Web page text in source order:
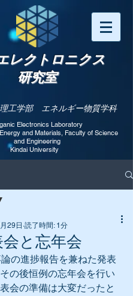
レクトロニクス
研究室
工学部 エネルギー物質学科
Electronics Laboratory
and Materials, Faculty of Science
and Engineering​
Kindai University
と忘年会
29日 読了時間: 1分
の進捗報告を兼ねた発表
の後恒例の忘年会を行い
会の準備は大変だったと